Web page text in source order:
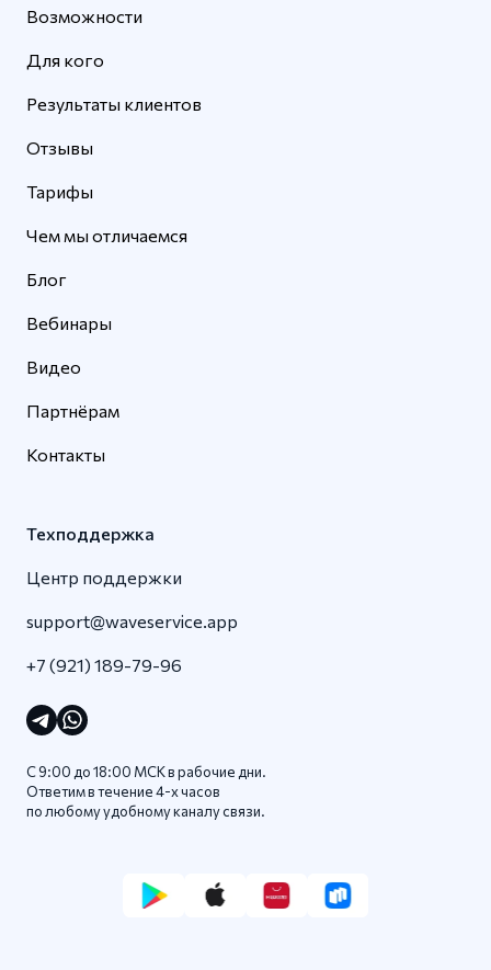
Возможности
Для кого
Результаты клиентов
Отзывы
Тарифы
Чем мы отличаемся
Блог
Вебинары
Видео
Партнёрам
Контакты
Техподдержка
Центр поддержки
support@waveservice.app
+7 (921) 189-79-96
С 9:00 до 18:00 МСК в рабочие дни.
Ответим в течение 4-x часов
по любому удобному каналу связи.